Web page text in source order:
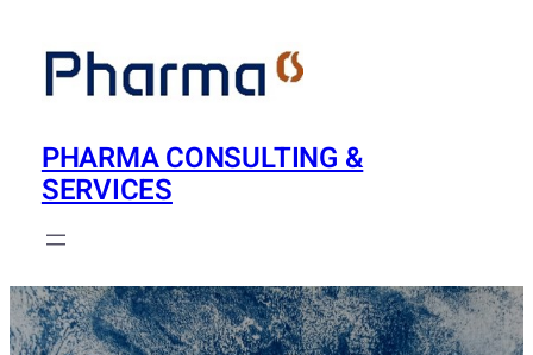
Inhalt
springen
PHARMA CONSULTING &
SERVICES